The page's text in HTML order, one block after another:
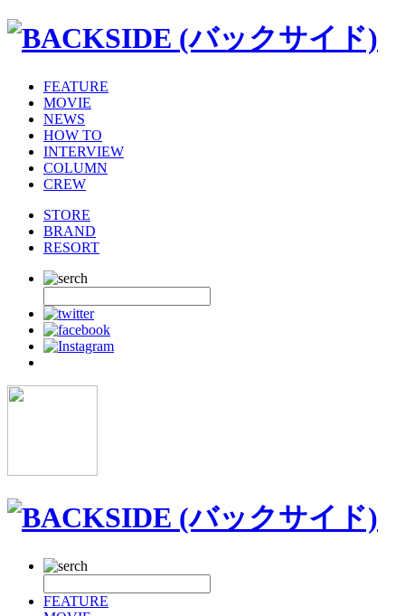
FEATURE
MOVIE
NEWS
HOW TO
INTERVIEW
COLUMN
CREW
STORE
BRAND
RESORT
FEATURE